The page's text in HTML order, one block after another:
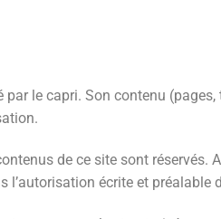
par le capri. Son contenu
de ce site sont réservés.
l’autorisation écrite et préalable